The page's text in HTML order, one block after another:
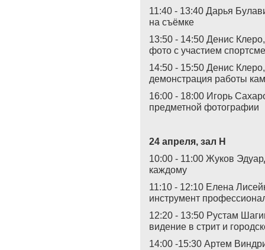
11:40 - 13:40 Дарья
на съёмке
13:50 - 14:50 Денис
фото с участием
14:50 - 15:50 Денис
демонстрация работы
16:00 - 18:00 Игорь
предметной фотографии
24 апреля, зал Н
10:00 - 11:00 Жуков
каждому
11:10 - 12:10 Елена
инструмент
12:20 - 13:50 Рустам
видение в стрит и
14:00 -15:30 Артем